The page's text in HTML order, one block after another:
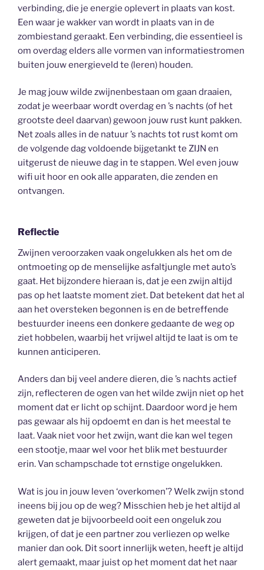
verbinding, die je energie oplevert in plaats van kost.
Een waar je wakker van wordt in plaats van in de
zombiestand geraakt. Een verbinding, die essentieel is
om overdag elders alle vormen van informatiestromen
buiten jouw energieveld te (leren) houden.
Je mag jouw wilde zwijnenbestaan om gaan draaien,
zodat je weerbaar wordt overdag en ’s nachts (of het
grootste deel daarvan) gewoon jouw rust kunt pakken.
Net zoals alles in de natuur ’s nachts tot rust komt om
de volgende dag voldoende bijgetankt te ZIJN en
uitgerust de nieuwe dag in te stappen. Wel even jouw
wifi uit hoor en ook alle apparaten, die zenden en
ontvangen.
Reflectie
Zwijnen veroorzaken vaak ongelukken als het om de
ontmoeting op de menselijke asfaltjungle met auto’s
gaat. Het bijzondere hieraan is, dat je een zwijn altijd
pas op het laatste moment ziet. Dat betekent dat het al
aan het oversteken begonnen is en de betreffende
bestuurder ineens een donkere gedaante de weg op
ziet hobbelen, waarbij het vrijwel altijd te laat is om te
kunnen anticiperen.
Anders dan bij veel andere dieren, die ’s nachts actief
zijn, reflecteren de ogen van het wilde zwijn niet op het
moment dat er licht op schijnt. Daardoor word je hem
pas gewaar als hij opdoemt en dan is het meestal te
laat. Vaak niet voor het zwijn, want die kan wel tegen
een stootje, maar wel voor het blik met bestuurder
erin. Van schampschade tot ernstige ongelukken.
Wat is jou in jouw leven ‘overkomen’? Welk zwijn stond
ineens bij jou op de weg? Misschien heb je het altijd al
geweten dat je bijvoorbeeld ooit een ongeluk zou
krijgen, of dat je een partner zou verliezen op welke
manier dan ook. Dit soort innerlijk weten, heeft je altijd
alert gemaakt, maar juist op het moment dat het naar